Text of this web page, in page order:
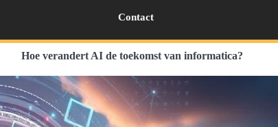
Contact
Hoe verandert AI de toekomst van informatica?